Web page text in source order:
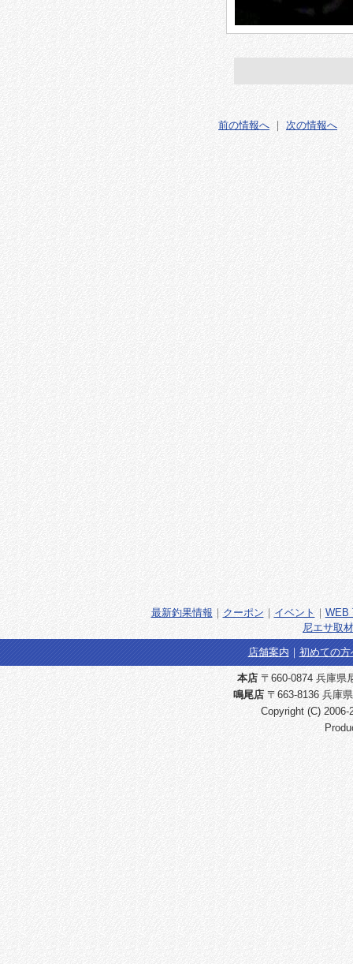
前の情報へ ｜ 次の情報へ
最新釣果情報 ｜ クーポン ｜ イベント ｜ WEB
尼エサ取
店舗案内 ｜ 初めての方
本店〒660-0874 兵庫県
鳴尾店 〒663-8136 兵庫
Copyright (C) 2006-